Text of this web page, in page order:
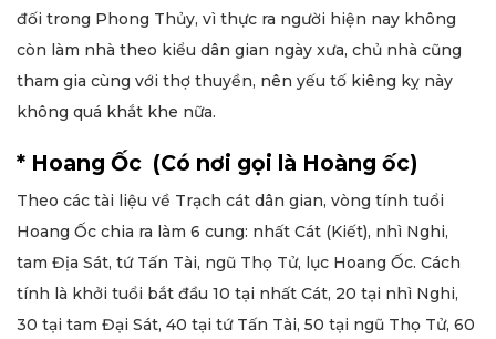
đối trong Phong Thủy, vì thực ra người hiện nay không
còn làm nhà theo kiểu dân gian ngày xưa, chủ nhà cũng
tham gia cùng với thợ thuyền, nên yếu tố kiêng kỵ này
không quá khắt khe nữa.
* Hoang Ốc (Có nơi gọi là Hoàng ốc)
Theo các tài liệu về Trạch cát dân gian, vòng tính tuổi
Hoang Ốc chia ra làm 6 cung: nhất Cát (Kiết), nhì Nghi,
tam Địa Sát, tứ Tấn Tài, ngũ Thọ Tử, lục Hoang Ốc. Cách
tính là khởi tuổi bắt đầu 10 tại nhất Cát, 20 tại nhì Nghi,
30 tại tam Đại Sát, 40 tại tứ Tấn Tài, 50 tại ngũ Thọ Tử, 60